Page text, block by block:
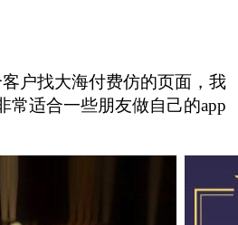
户找大海付费仿的页面，我
常适合一些朋友做自己的app